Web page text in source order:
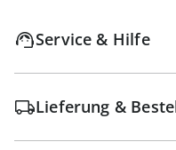
Service & Hilfe
Lieferung &